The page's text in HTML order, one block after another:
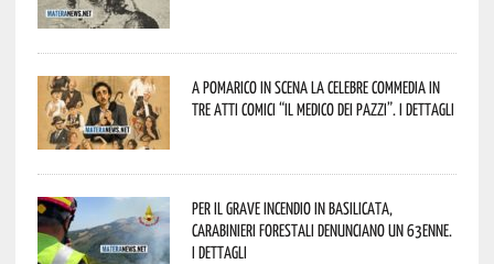
A Pomarico in scena la celebre commedia in
tre atti comici “Il medico dei pazzi”. I dettagli
Per il grave incendio in Basilicata,
Carabinieri forestali denunciano un 63enne.
I dettagli